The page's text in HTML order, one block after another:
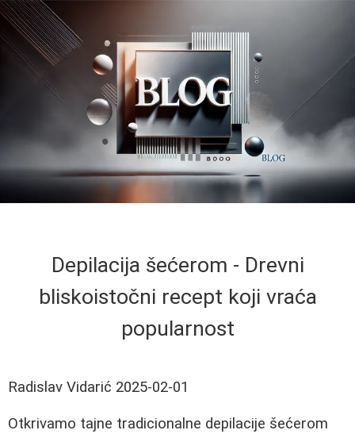
Depilacija šećerom - Drevni
bliskoistočni recept koji vraća
popularnost
Radislav Vidarić 2025-02-01
Otkrivamo tajne tradicionalne depilacije šećerom